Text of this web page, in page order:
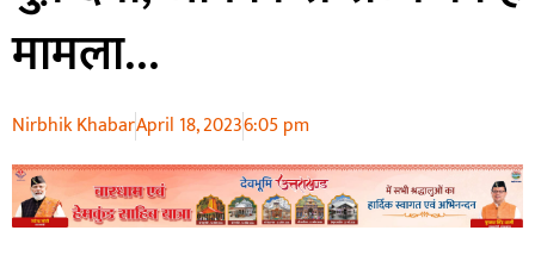
मामला…
Nirbhik KhabarApril 18, 20236:05 pm